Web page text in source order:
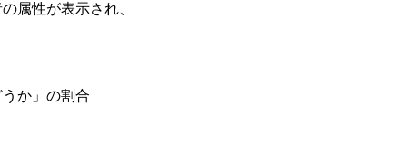
属性が表示され、
か」の割合